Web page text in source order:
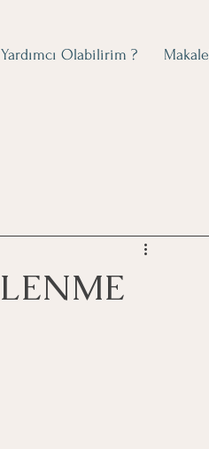
Yardımcı Olabilirim ?